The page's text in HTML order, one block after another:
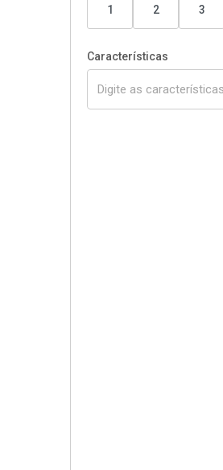
1 2 3
Características